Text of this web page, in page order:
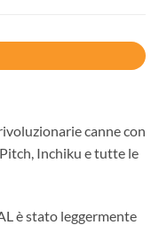
canne con
Inchiku e tutte le
è stato leggermente